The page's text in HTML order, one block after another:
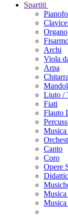
Spartiti
Organo
Archi
Viola
Arpa
Chitarra
Liuto /
Fiati
Flauto
Musica
Canto
Coro
Opere
Musica